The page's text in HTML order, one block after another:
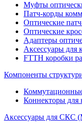
Муфты
Патч-корды
Оптические
Оптические
Адаптеры
Аксессуары для
FTTH коробки
Компоненты
Коннекторы для
Аксессуары для СКС